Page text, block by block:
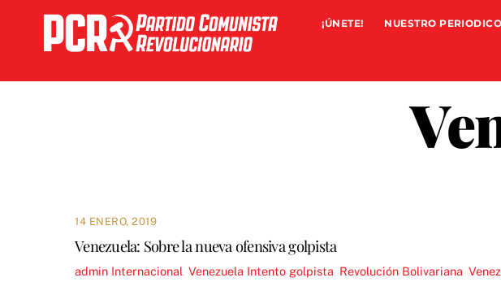
content
¡ÚNETE! NUESTRO PERIODICO
14 ENERO, 2019
Venezuela: Sobre la nueva ofensiva golpista
admin Internacional Venezuela Intento golpista Revolución Bolivariana